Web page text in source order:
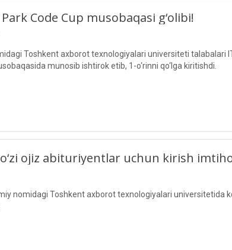
Code Cup musobaqasi g‘olibi!
Toshkent axborot texnologiyalari universiteti talabalari
munosib ishtirok etib, 1-o‘rinni qo‘lga kiritishdi.
ojiz abituriyentlar uchun kirish
nomidagi Toshkent axborot texnologiyalari universitetida